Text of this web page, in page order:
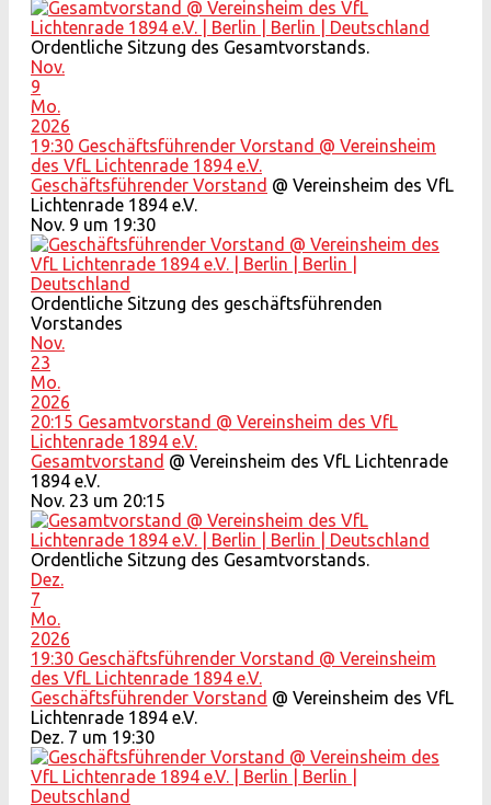
Ordentliche Sitzung des Gesamtvorstands.
Nov.
9
Mo.
2026
19:30 Geschäftsführender Vorstand @ Vereinsheim
des VfL Lichtenrade 1894 e.V.
Geschäftsführender Vorstand @ Vereinsheim des VfL
Lichtenrade 1894 e.V.
Nov. 9 um 19:30
Ordentliche Sitzung des geschäftsführenden
Vorstandes
Nov.
23
Mo.
2026
20:15 Gesamtvorstand @ Vereinsheim des VfL
Lichtenrade 1894 e.V.
Gesamtvorstand @ Vereinsheim des VfL Lichtenrade
1894 e.V.
Nov. 23 um 20:15
Ordentliche Sitzung des Gesamtvorstands.
Dez.
7
Mo.
2026
19:30 Geschäftsführender Vorstand @ Vereinsheim
des VfL Lichtenrade 1894 e.V.
Geschäftsführender Vorstand @ Vereinsheim des VfL
Lichtenrade 1894 e.V.
Dez. 7 um 19:30